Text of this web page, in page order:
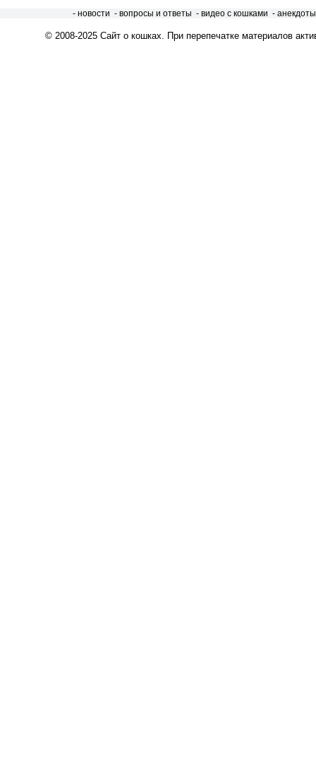
- новости - вопросы и ответы - видео с кошками -
© 2008-2025 Сайт о кошках. При перепечатке материалов